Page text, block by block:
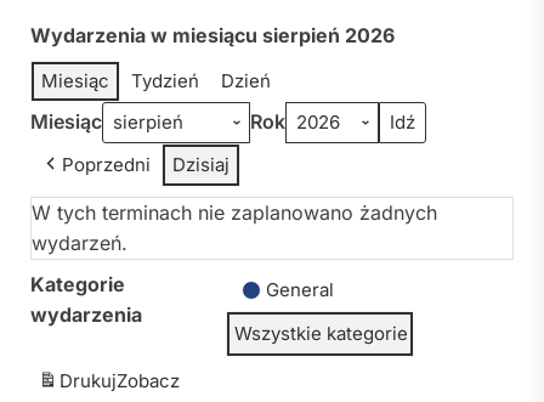
Wydarzenia w miesiącu sierpień 2026
Miesiąc Tydzień Dzień
Miesiąc Rok
Poprzedni Dzisiaj
W tych terminach nie zaplanowano żadnych
wydarzeń.
Kategorie
wydarzenia
General
Wszystkie kategorie
DrukujZobacz